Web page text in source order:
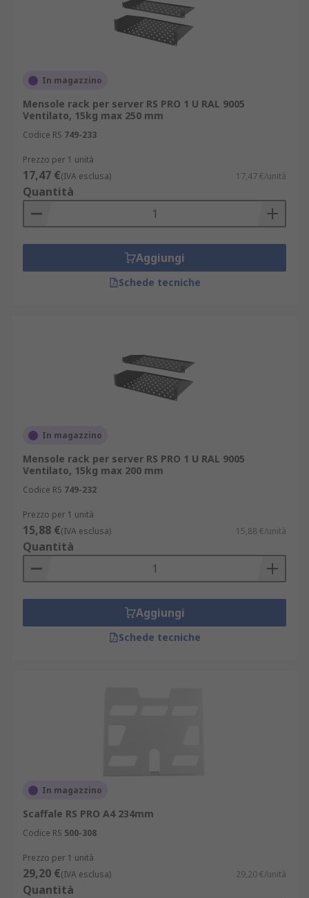
In magazzino
Mensole rack per server RS PRO 1 U RAL 9005
Ventilato, 15kg max 250 mm
Codice RS 749-233
Prezzo per 1 unità
17,47 €(IVA esclusa) 17,47 €/unità
Quantità
Aggiungi
Schede tecniche
In magazzino
Mensole rack per server RS PRO 1 U RAL 9005
Ventilato, 15kg max 200 mm
Codice RS 749-232
Prezzo per 1 unità
15,88 €(IVA esclusa) 15,88 €/unità
Quantità
Aggiungi
Schede tecniche
In magazzino
Scaffale RS PRO A4 234mm
Codice RS 500-308
Prezzo per 1 unità
29,20 €(IVA esclusa) 29,20 €/unità
Quantità